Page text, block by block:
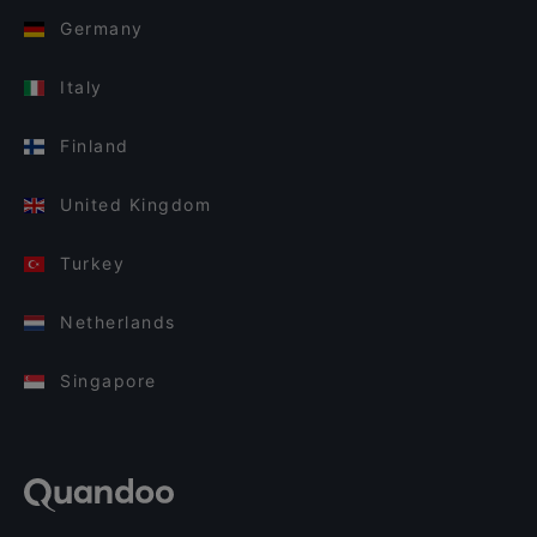
Germany
Italy
Finland
United Kingdom
Turkey
Netherlands
Singapore